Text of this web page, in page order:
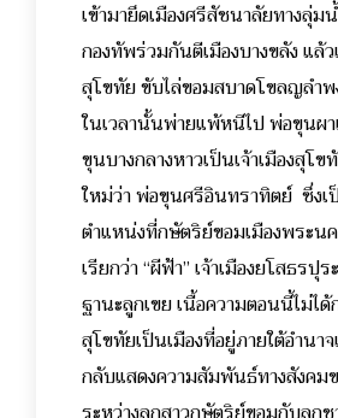
เข้ามายึดเมืองศรีสัชนาลัยทางลุ่ม
กองทัพร่วมกันตีเมืองบางขลัง แล้ว
สุโขทัย ขับไล่ขอมสบาดโขลญลำพ
ในเวลานั้นพ่ายแพ้หนีไป พ่อขุนผา
ขุนบางกลางหาวเป็นเจ้าเมืองสุโ
ใหม่ว่า พ่อขุนศรีอินทราทิตย์ ซึ่งเ
ตำแหน่งที่กษัตริย์ขอมเมืองพระน
เรียกว่า “ผีฟ้า” เจ้าเมืองยโสธรปุ
ฐานะลูกเขย เนื้อความตอนนี้ไม่ได้
สุโขทัยเป็นเมืองที่อยู่ภายใต้อำนา
กลับแสดงความสัมพันธ์ทางสังคม